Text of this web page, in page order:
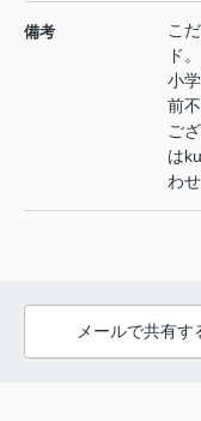
備考
こ
ド
小
前
ご
は
わ
メールで共有す